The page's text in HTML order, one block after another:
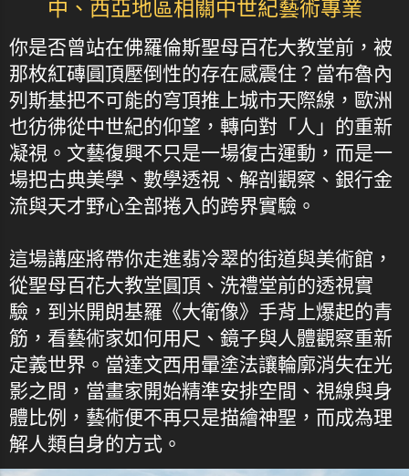
中、西亞地區相關中世紀藝術專業
你是否曾站在佛羅倫斯聖母百花大教堂前，被
那枚紅磚圓頂壓倒性的存在感震住？當布魯內
列斯基把不可能的穹頂推上城市天際線，歐洲
也彷彿從中世紀的仰望，轉向對「人」的重新
凝視。文藝復興不只是一場復古運動，而是一
場把古典美學、數學透視、解剖觀察、銀行金
流與天才野心全部捲入的跨界實驗。
這場講座將帶你走進翡冷翠的街道與美術館，
從聖母百花大教堂圓頂、洗禮堂前的透視實
驗，到米開朗基羅《大衛像》手背上爆起的青
筋，看藝術家如何用尺、鏡子與人體觀察重新
定義世界。當達文西用暈塗法讓輪廓消失在光
影之間，當畫家開始精準安排空間、視線與身
體比例，藝術便不再只是描繪神聖，而成為理
解人類自身的方式。